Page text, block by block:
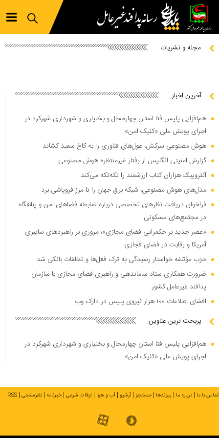
مجله و نشریات
آخرین اخبار
هم‌افزایی پلیس فتا استان چهارمحال و بختیاری و شهرداری شهرکرد در
اجرای پویش ملی «کلیک امن»
هوش مصنوعی سرکش، غول‌های فناوری را به کاخ سفید کشاند
گزارش امنیتی انگلیس از رفتار غیرمنتظره هوش مصنوعی
آنتروپیک هزاران کتاب ارزشمند را تکه‌تکه می‌کند
مدل‌های هوش مصنوعی، شبکه برق جهان را تا مرز فروپاشی برد
فراخوان دریافت نظر‌های تخصصی درباره ضابطه فضا‌های امن و پناهگاه
در مجتمع‌های مسکونی
«عصر جدید بر حکمرانی فضای مجازی»؛ مروری بر راهبرد‌های سایبری
آمریکا و رقابت در فضای فجازی
حزب مؤتلفه خواستار رسیدگی به ترک فعل‌ها و تخلفات بانکی شد
ضرورت همکاری ستاد ساماندهی و راهبری فضای مجازی با سازمان
پدافند غیرعامل کشور
افشای اطلاعات ۱۰۰ هزار نیروی پلیس در دارک وب
پربحث ترین عناوین
هم‌افزایی پلیس فتا استان چهارمحال و بختیاری و شهرداری شهرکرد در
اجرای پویش ملی «کلیک امن»
تماس با ما درباره ما پیوندها جستجو آرشیو آب و هوا اوقات شرعی خبرنامه نظرسنجی RSS